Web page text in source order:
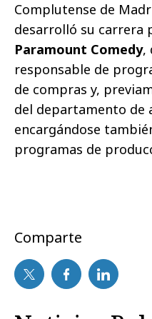
Complutense de
desarrolló su carrera
Paramount Comedy,
responsable de
de compras y,
del departamento de
encargándose
programas de
Comparte